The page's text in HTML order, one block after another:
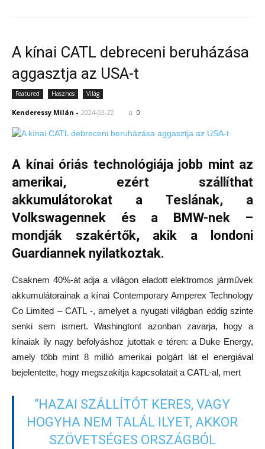
A kínai CATL debreceni beruházása
aggasztja az USA-t
Featured Hasznos Világ
Kenderessy Milán - 2024-03-22 0
A kínai óriás technológiája jobb mint az
amerikai, ezért szállíthat
akkumulátorokat a Teslának, a
Volkswagennek és a BMW-nek –
mondják szakértők, akik a londoni
Guardiannek nyilatkoztak.
Csaknem 40%-át adja a világon eladott elektromos járművek
akkumulátorainak a kínai Contemporary Amperex Technology
Co Limited – CATL -, amelyet a nyugati világban eddig szinte
senki sem ismert. Washingtont azonban zavarja, hogy a
kínaiak ily nagy befolyáshoz jutottak e téren: a Duke Energy,
amely több mint 8 millió amerikai polgárt lát el energiával
bejelentette, hogy megszakítja kapcsolatait a CATL-al, mert
“HAZAI SZÁLLÍTÓT KERES, VAGY
HOGYHA NEM TALÁL ILYET, AKKOR
SZÖVETSÉGES ORSZÁGBÓL